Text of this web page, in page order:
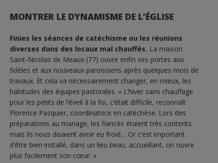
MONTRER LE DYNAMISME DE L’ÉGLISE
Finies les séances de catéchisme ou les réunions
diverses dans des locaux mal chauffés. La maison
Saint-Nicolas de Meaux (77) ouvre enfin ses portes aux
fidèles et aux nouveaux paroissiens après quelques mois de
travaux. Et cela va nécessairement changer, en mieux, les
habitudes des équipes pastorales. « L’hiver sans chauffage
pour les petits de l’éveil à la foi, c’était difficile, reconnaît
Florence Pasquier, coordinatrice en catéchèse. Lors des
préparations au mariage, les fiancés étaient très contents
mais ils nous disaient avoir eu froid… Or c’est important
d’être bien installé, dans un lieu beau, accueillant, on ouvre
plus facilement son cœur. »